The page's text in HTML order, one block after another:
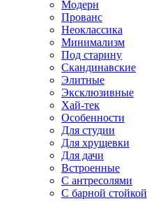
Модерн
Прованс
Неоклассика
Минимализм
Под старину
Скандинавские
Элитные
Эксклюзивные
Хай-тек
Особенности
Для студии
Для хрущевки
Для дачи
Встроенные
С антресолями
С барной стойкой